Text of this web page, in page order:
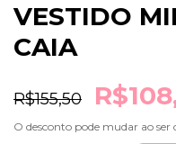
VESTIDO
CAIA
R$155,50
O desconto pode mudar ao